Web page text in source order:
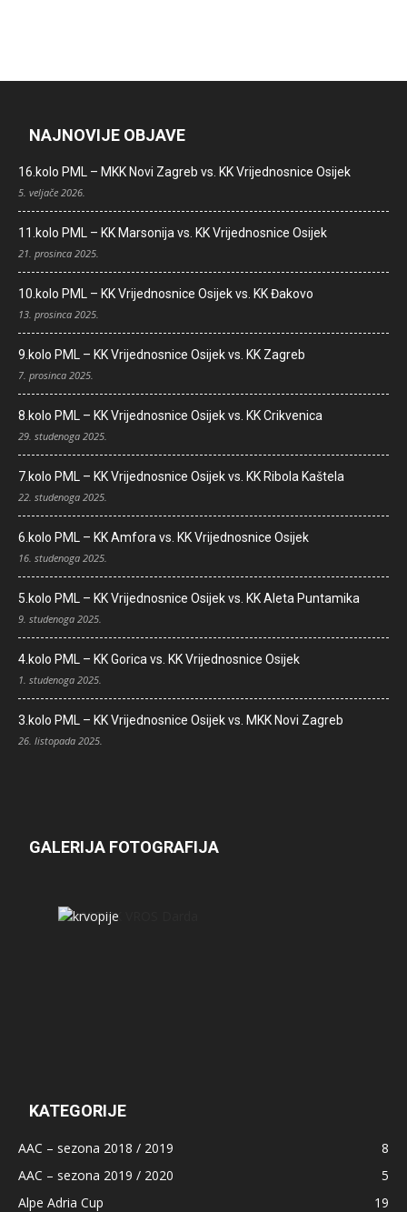
NAJNOVIJE OBJAVE
16.kolo PML – MKK Novi Zagreb vs. KK Vrijednosnice Osijek
5. veljače 2026.
11.kolo PML – KK Marsonija vs. KK Vrijednosnice Osijek
21. prosinca 2025.
10.kolo PML – KK Vrijednosnice Osijek vs. KK Đakovo
13. prosinca 2025.
9.kolo PML – KK Vrijednosnice Osijek vs. KK Zagreb
7. prosinca 2025.
8.kolo PML – KK Vrijednosnice Osijek vs. KK Crikvenica
29. studenoga 2025.
7.kolo PML – KK Vrijednosnice Osijek vs. KK Ribola Kaštela
22. studenoga 2025.
6.kolo PML – KK Amfora vs. KK Vrijednosnice Osijek
16. studenoga 2025.
5.kolo PML – KK Vrijednosnice Osijek vs. KK Aleta Puntamika
9. studenoga 2025.
4.kolo PML – KK Gorica vs. KK Vrijednosnice Osijek
1. studenoga 2025.
3.kolo PML – KK Vrijednosnice Osijek vs. MKK Novi Zagreb
26. listopada 2025.
GALERIJA FOTOGRAFIJA
KATEGORIJE
AAC – sezona 2018 / 2019
8
AAC – sezona 2019 / 2020
5
Alpe Adria Cup
19